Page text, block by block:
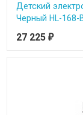
Детский
Черный HL-168-
27 225 ₽